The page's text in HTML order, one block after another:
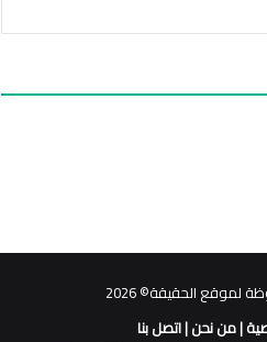
الحقيقة© 2026
|من نحن|اتصل بنا